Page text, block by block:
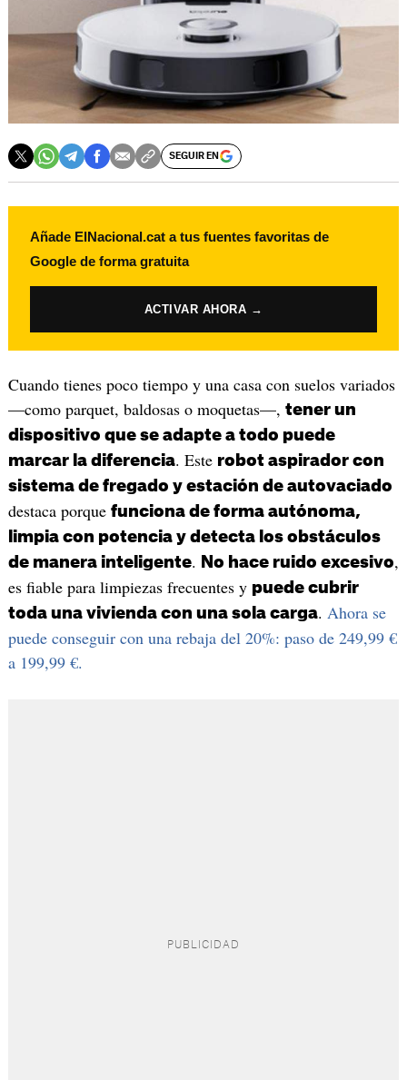
SEGUIR EN
Añade ElNacional.cat a tus fuentes favoritas de
Google de forma gratuita
ACTIVAR AHORA →
Cuando tienes poco tiempo y una casa con suelos variados
—como parquet, baldosas o moquetas—, tener un
dispositivo que se adapte a todo puede
marcar la diferencia. Este robot aspirador con
sistema de fregado y estación de autovaciado
destaca porque funciona de forma autónoma,
limpia con potencia y detecta los obstáculos
de manera inteligente. No hace ruido excesivo,
es fiable para limpiezas frecuentes y puede cubrir
toda una vivienda con una sola carga. Ahora se
puede conseguir con una rebaja del 20%: paso de 249,99 €
a 199,99 €.